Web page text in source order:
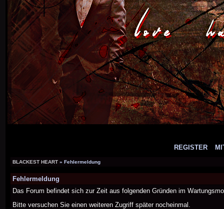
REGISTER
BLACKEST HEART » Fehlermeldung
Fehlermeldung
Das Forum befindet sich zur Zeit aus folgenden Gründen im
Bitte versuchen Sie einen weiteren Zugriff später nocheinmal.